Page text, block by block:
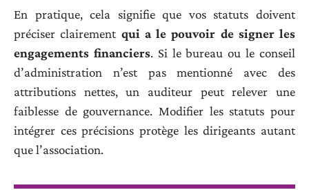
En pratique, cela signifie que vos statuts doivent
préciser clairement qui a le pouvoir de signer les
engagements financiers. Si le bureau ou le conseil
d’administration n’est pas mentionné avec des
attributions nettes, un auditeur peut relever une
faiblesse de gouvernance. Modifier les statuts pour
intégrer ces précisions protège les dirigeants autant
que l’association.